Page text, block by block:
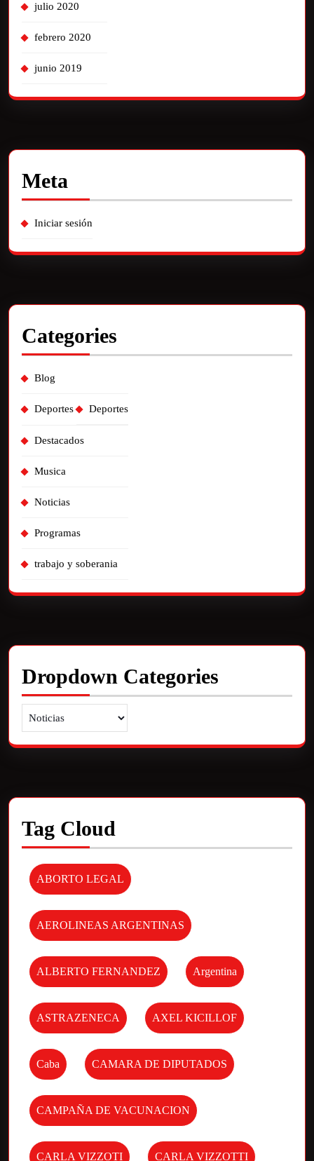
julio 2020
febrero 2020
junio 2019
Meta
Iniciar sesión
Categories
Blog
Deportes Deportes
Destacados
Musica
Noticias
Programas
trabajo y soberania
Dropdown Categories
Tag Cloud
ABORTO LEGAL
AEROLINEAS ARGENTINAS
ALBERTO FERNANDEZ Argentina
ASTRAZENECA AXEL KICILLOF
Caba CAMARA DE DIPUTADOS
CAMPAÑA DE VACUNACION
CARLA VIZZOTI CARLA VIZZOTTI